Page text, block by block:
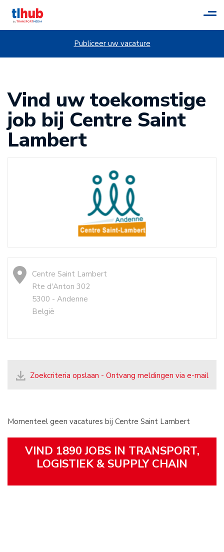
Publiceer uw vacature
Vind uw toekomstige
job bij Centre Saint
Lambert
Centre Saint Lambert
Rte d'Anton 302
5300 - Andenne
België
Zoekcriteria opslaan - Ontvang meldingen via e-mail
Momenteel geen vacatures bij Centre Saint Lambert
VIND 1890 JOBS IN TRANSPORT,
LOGISTIEK & SUPPLY CHAIN